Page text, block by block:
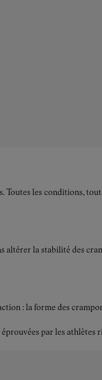
les conditions,
altérer la stabilité des
: la forme des
par les athlètes